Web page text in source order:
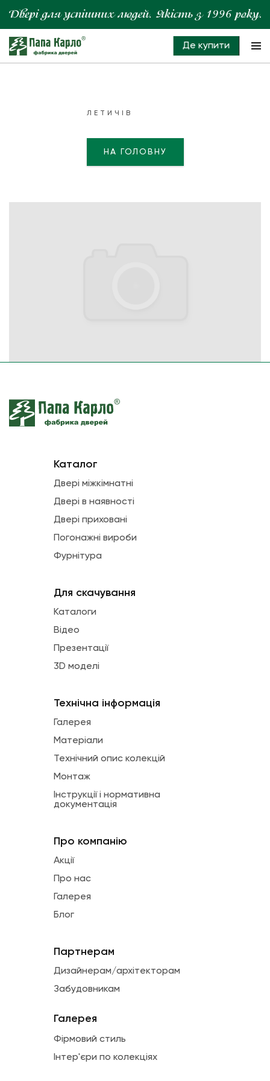
Де купити
ЛЕТИЧІВ
НА ГОЛОВНУ
Каталог
Двері міжкімнатні
Двері в наявності
Двері приховані
Погонажні вироби
Фурнітура
Для скачування
Каталоги
Відео
Презентації
3D моделі
Технічна інформація
Галерея
Матеріали
Технічний опис колекцій
Монтаж
Інструкції і нормативна
документація
Про компанію
Акції
Про нас
Галерея
Блог
Партнерам
Дизайнерам/архітекторам
Забудовникам
Галерея
Фірмовий стиль
Інтер'єри по колекціях